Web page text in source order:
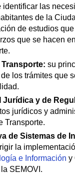
identificar las
de la
de estudios
que se hacen
su
los trámites que
Jurídica y de
jurídicos y
Transporte.
de Sistemas de
la
e Información y
SEMOVI.